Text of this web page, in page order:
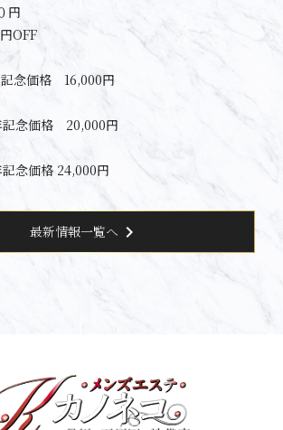
円
OFF
念価格 16,000円
念価格 20,000円
念価格 24,000円
最新情報一覧へ chevron_right